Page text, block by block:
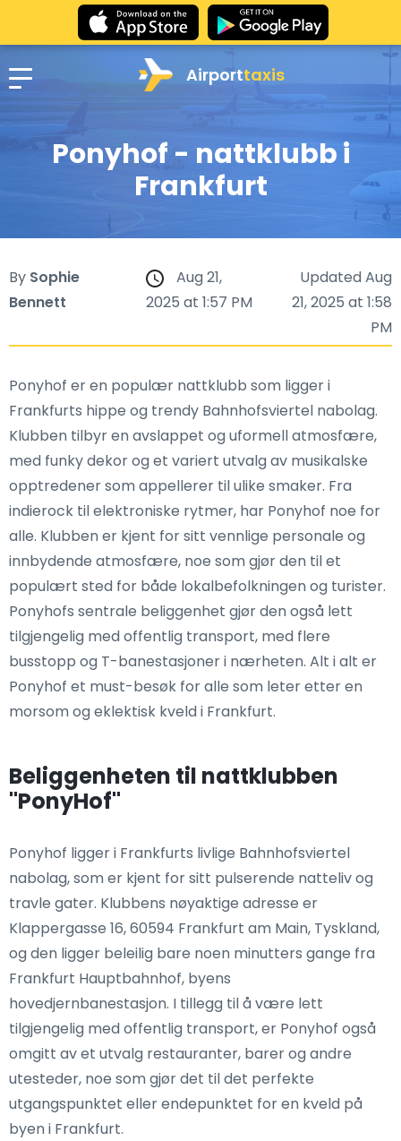
Airporttaxis
Ponyhof - nattklubb i
Frankfurt
By Sophie
Bennett
Aug 21,
2025 at 1:57 PM
Updated Aug
21, 2025 at 1:58
PM
Ponyhof er en populær nattklubb som ligger i
Frankfurts hippe og trendy Bahnhofsviertel nabolag.
Klubben tilbyr en avslappet og uformell atmosfære,
med funky dekor og et variert utvalg av musikalske
opptredener som appellerer til ulike smaker. Fra
indierock til elektroniske rytmer, har Ponyhof noe for
alle. Klubben er kjent for sitt vennlige personale og
innbydende atmosfære, noe som gjør den til et
populært sted for både lokalbefolkningen og turister.
Ponyhofs sentrale beliggenhet gjør den også lett
tilgjengelig med offentlig transport, med flere
busstopp og T-banestasjoner i nærheten. Alt i alt er
Ponyhof et must-besøk for alle som leter etter en
morsom og eklektisk kveld i Frankfurt.
Beliggenheten til nattklubben
"PonyHof"
Ponyhof ligger i Frankfurts livlige Bahnhofsviertel
nabolag, som er kjent for sitt pulserende natteliv og
travle gater. Klubbens nøyaktige adresse er
Klappergasse 16, 60594 Frankfurt am Main, Tyskland,
og den ligger beleilig bare noen minutters gange fra
Frankfurt Hauptbahnhof, byens
hovedjernbanestasjon. I tillegg til å være lett
tilgjengelig med offentlig transport, er Ponyhof også
omgitt av et utvalg restauranter, barer og andre
utesteder, noe som gjør det til det perfekte
utgangspunktet eller endepunktet for en kveld på
byen i Frankfurt.